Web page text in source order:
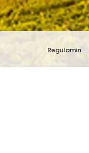
Regulamin